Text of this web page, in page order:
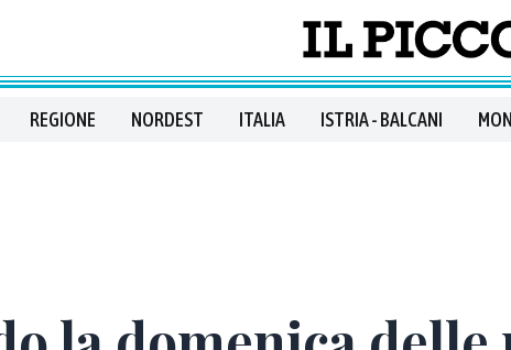
REGIONE NORDEST ITALIA ISTRIA - BALCANI